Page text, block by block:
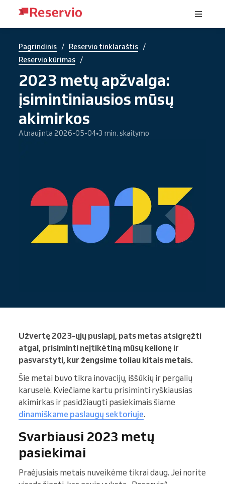
Pagrindinis / Reservio tinklaraštis /
Reservio kūrimas /
2023 metų apžvalga:
įsimintiniausios mūsų
akimirkos
Atnaujinta 2026-05-04 3 min. skaitymo
Užvertę 2023-ųjų puslapį, pats metas atsigręžti
atgal, prisiminti neįtikėtiną mūsų kelionę ir
pasvarstyti, kur žengsime toliau kitais metais.
Šie metai buvo tikra inovacijų, iššūkių ir pergalių
karuselė. Kviečiame kartu prisiminti ryškiausias
akimirkas ir pasidžiaugti pasiekimais šiame
dinamiškame paslaugų sektoriuje.
Svarbiausi 2023 metų
pasiekimai
Praėjusiais metais nuveikėme tikrai daug. Jei norite